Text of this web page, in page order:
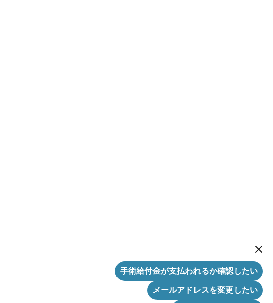
New
手術給付金が支払われるか確認したい
メールアドレスを変更したい